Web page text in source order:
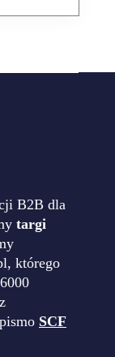
B2B dla
targi
którego
SCF